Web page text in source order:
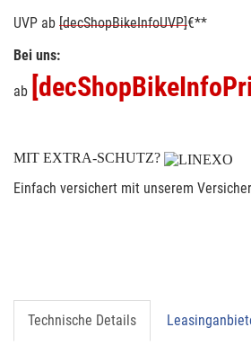
UVP ab [decShopBikeInfoUVP]€**
Bei uns:
ab
MIT EXTRA-SCHUTZ?
Einfach versichert mit unserem
Technische Details